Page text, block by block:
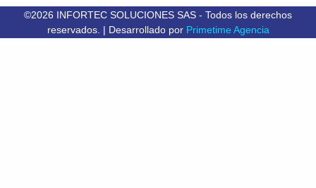
©2026 INFORTEC SOLUCIONES SAS - Todos los derechos
reservados. | Desarrollado por Primetime Agencia